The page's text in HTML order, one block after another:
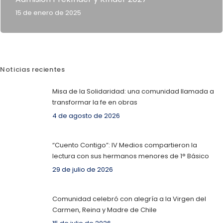
15 de enero de 2025
Noticias recientes
Misa de la Solidaridad: una comunidad llamada a
transformar la fe en obras
4 de agosto de 2026
“Cuento Contigo”: IV Medios compartieron la
lectura con sus hermanos menores de 1° Básico
29 de julio de 2026
Comunidad celebró con alegría a la Virgen del
Carmen, Reina y Madre de Chile